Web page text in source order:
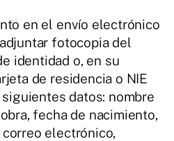
en el envío electrónico
fotocopia del
identidad o, en su
de residencia o NIE
datos: nombre
fecha de nacimiento,
electrónico,